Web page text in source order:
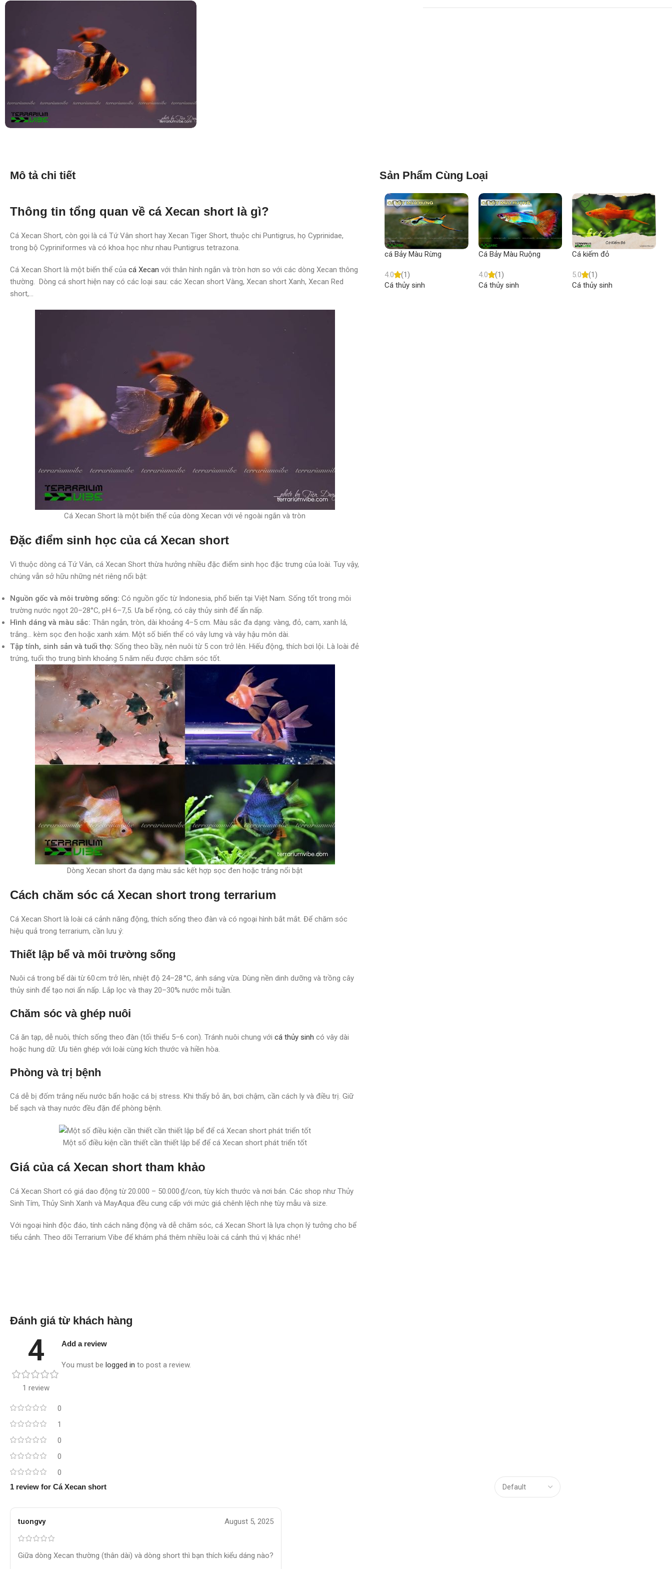
Mô tả chi tiết
Thông tin tổng quan về cá Xecan short là gì?
Cá Xecan Short, còn gọi là cá Tứ Vân short hay Xecan Tiger Short, thuộc chi Puntigrus, họ Cyprinidae,
trong bộ Cypriniformes và có khoa học như nhau Puntigrus tetrazona.
Cá Xecan Short là một biến thể của cá Xecan với thân hình ngắn và tròn hơn so với các dòng Xecan thông
thường. Dòng cá short hiện nay có các loại sau: các Xecan short Vàng, Xecan short Xanh, Xecan Red
short,…
Cá Xecan Short là một biến thể của dòng Xecan với vẻ ngoài ngắn và tròn
Đặc điểm sinh học của cá Xecan short
Vì thuộc dòng cá Tứ Vân, cá Xecan Short thừa hưởng nhiều đặc điểm sinh học đặc trưng của loài. Tuy vậy,
chúng vẫn sở hữu những nét riêng nổi bật:
Nguồn gốc và môi trường sống: Có nguồn gốc từ Indonesia, phổ biến tại Việt Nam. Sống tốt trong môi
trường nước ngọt 20–28°C, pH 6–7,5. Ưa bể rộng, có cây thủy sinh để ẩn nấp.
Hình dáng và màu sắc: Thân ngắn, tròn, dài khoảng 4–5 cm. Màu sắc đa dạng: vàng, đỏ, cam, xanh lá,
trắng… kèm sọc đen hoặc xanh xám. Một số biến thể có vây lưng và vây hậu môn dài.
Tập tính, sinh sản và tuổi thọ: Sống theo bầy, nên nuôi từ 5 con trở lên. Hiếu động, thích bơi lội. Là loài đẻ
trứng, tuổi thọ trung bình khoảng 5 năm nếu được chăm sóc tốt.
Dòng Xecan short đa dạng màu sắc kết hợp sọc đen hoặc trắng nổi bật
Cách chăm sóc cá Xecan short trong terrarium
Cá Xecan Short là loài cá cảnh năng động, thích sống theo đàn và có ngoại hình bắt mắt. Để chăm sóc
hiệu quả trong terrarium, cần lưu ý:
Thiết lập bể và môi trường sống
Nuôi cá trong bể dài từ 60 cm trở lên, nhiệt độ 24–28 °C, ánh sáng vừa. Dùng nền dinh dưỡng và trồng cây
thủy sinh để tạo nơi ẩn nấp. Lắp lọc và thay 20–30% nước mỗi tuần.
Chăm sóc và ghép nuôi
Cá ăn tạp, dễ nuôi, thích sống theo đàn (tối thiểu 5–6 con). Tránh nuôi chung với cá thủy sinh có vây dài
hoặc hung dữ. Ưu tiên ghép với loài cùng kích thước và hiền hòa.
Phòng và trị bệnh
Cá dễ bị đốm trắng nếu nước bẩn hoặc cá bị stress. Khi thấy bỏ ăn, bơi chậm, cần cách ly và điều trị. Giữ
bể sạch và thay nước đều đặn để phòng bệnh.
Một số điều kiện cần thiết cần thiết lập bể để cá Xecan short phát triển tốt
Giá của cá Xecan short tham khảo
Cá Xecan Short có giá dao động từ 20.000 – 50.000 ₫/con, tùy kích thước và nơi bán. Các shop như Thủy
Sinh Tím, Thủy Sinh Xanh và MayAqua đều cung cấp với mức giá chênh lệch nhẹ tùy mẫu và size.
Với ngoại hình độc đáo, tính cách năng động và dễ chăm sóc, cá Xecan Short là lựa chọn lý tưởng cho bể
tiểu cảnh. Theo dõi Terrarium Vibe để khám phá thêm nhiều loài cá cảnh thú vị khác nhé!
Sản Phẩm Cùng Loại
cá Bảy Màu Rừng
4.0
(1)
Cá thủy sinh
Cá Bảy Màu Ruộng
4.0
(1)
Cá thủy sinh
Cá kiếm đỏ
5.0
(1)
Cá thủy sinh
Đánh giá từ khách hàng
4
1 review
0
1
0
0
0
1 review for Cá Xecan short
tuongvy August 5, 2025
Giữa dòng Xecan thường (thân dài) và dòng short thì bạn thích kiểu dáng nào?
Add a review
You must be logged in to post a review.